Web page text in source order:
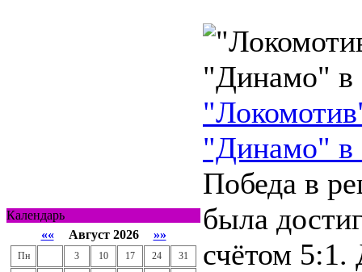
Календарь
««
Август 2026 »»
Пн 3 10 17 24
31
"Динамо" в
Победа в
была
счётом